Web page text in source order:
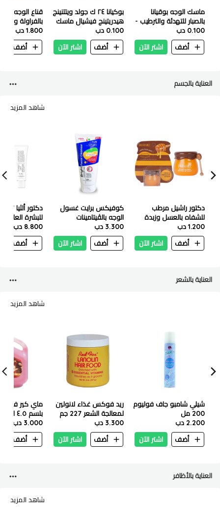
ماسك الوجه بوقيانا
بالصبار للتهدئة والترطيب -
25 مل
0.100 دب
أضف
اشتر الآن
بوكيانا ٢٤ ك جولد ويتتنينج
هيدريتينج فيشيال ماسك
٢٥ ملي
0.100 دب
أضف
اشتر الآن
قناع الوجه
بالفراولة والحليب 8
1.800 دب
أضف
العناية بالجسم
شاهد المزيد
دكتور راشيل مرطب
للشفاه بالعسل وزبدة
الشيا ٨جرام
1.200 دب
أضف
اشتر الآن
كوفيكس برايت غسول
الوجه بالڤيتامينات
المتعددة 150 مل
3.300 دب
أضف
اشتر الآن
للبشرة العادية
50 مل
8.800 دب
أضف
العناية بالشعر
شاهد المزيد
شيلي شامبو جاف فوليوم
200 مل
2.200 دب
أضف
اشتر الآن
ريد فوكس غذاء لانولين
لمعالجة الشعر 227 جم
3.300 دب
أضف
اشتر الآن
ماي كير
بلسم ٤.٥ لتر
3.000 دب
أضف
العناية بالأظافر
شاهد المزيد